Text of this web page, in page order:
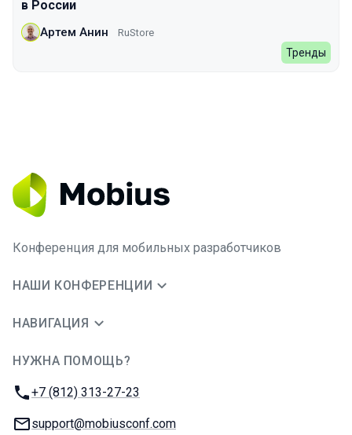
в России
Артем Анин RuStore
Тренды
Конференция для мобильных разработчиков
НАШИ КОНФЕРЕНЦИИ
НАВИГАЦИЯ
НУЖНА ПОМОЩЬ?
Телефон:
+7 (812) 313-27-23
E-mail:
support@mobiusconf.com